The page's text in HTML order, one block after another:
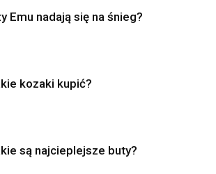
Emu nadają się na śnieg?
kozaki kupić?
są najcieplejsze buty?